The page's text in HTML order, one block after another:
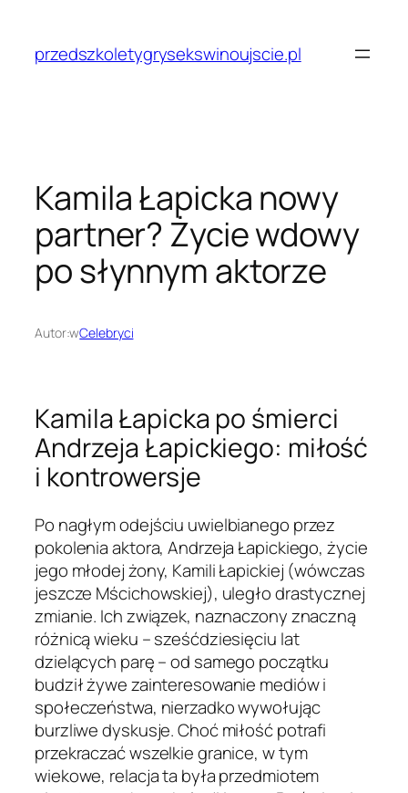
treściprzedszkoletygrysekswinoujscie.pl
Kamila Łapicka nowy
partner? Życie wdowy
po słynnym aktorze
Autor:wCelebryci
Kamila Łapicka po śmierci
Andrzeja Łapickiego: miłość
i kontrowersje
Po nagłym odejściu uwielbianego przez
pokolenia aktora, Andrzeja Łapickiego, życie
jego młodej żony, Kamili Łapickiej (wówczas
jeszcze Mścichowskiej), uległo drastycznej
zmianie. Ich związek, naznaczony znaczną
różnicą wieku – sześćdziesięciu lat
dzielących parę – od samego początku
budził żywe zainteresowanie mediów i
społeczeństwa, nierzadko wywołując
burzliwe dyskusje. Choć miłość potrafi
przekraczać wszelkie granice, w tym
wiekowe, relacja ta była przedmiotem